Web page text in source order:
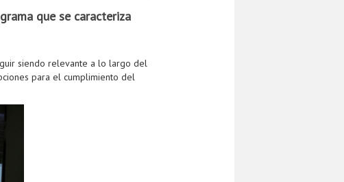
que se caracteriza
siendo relevante a lo largo del
para el cumplimiento del